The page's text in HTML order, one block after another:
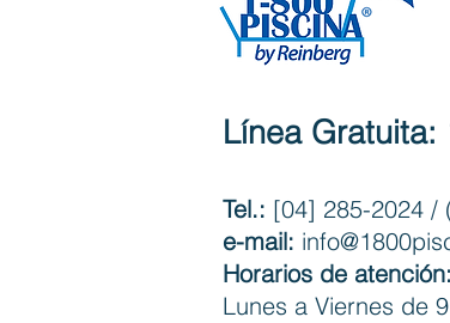
Línea
Tel.: [04] 285-2024 /
e-mail:
Horarios de atención:
Lunes a Viernes de